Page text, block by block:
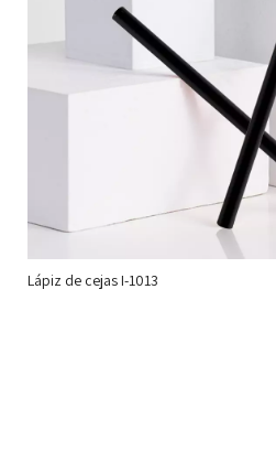
Lápiz de cejas I-1013